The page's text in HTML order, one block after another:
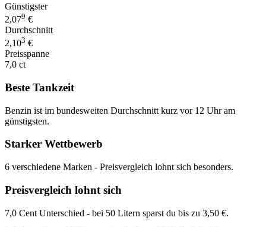
Günstigster
2,079 €
Durchschnitt
2,103 €
Preisspanne
7,0 ct
Beste Tankzeit
Benzin ist im bundesweiten Durchschnitt kurz vor 12 Uhr am
günstigsten.
Starker Wettbewerb
6 verschiedene Marken - Preisvergleich lohnt sich besonders.
Preisvergleich lohnt sich
7,0 Cent Unterschied - bei 50 Litern sparst du bis zu 3,50 €.